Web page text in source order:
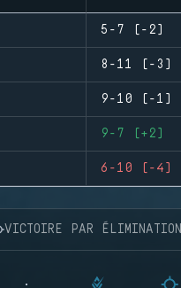
5-7 (-2)
8-11 (-3)
9-10 (-1)
9-7 (+2)
6-10 (-4)
VICTOIRE PAR ÉLIMINATION